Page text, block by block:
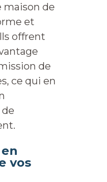
maison de
et
offrent
de
ce qui en
vos